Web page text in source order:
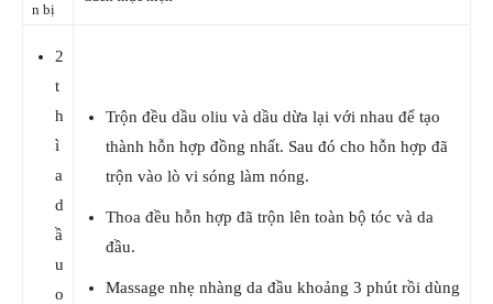
n bị
2
t
h
ì
a
d
ầ
u
o
Trộn đều dầu oliu và dầu dừa lại với nhau để tạo
thành hỗn hợp đồng nhất. Sau đó cho hỗn hợp đã
trộn vào lò vi sóng làm nóng.
Thoa đều hỗn hợp đã trộn lên toàn bộ tóc và da
đầu.
Massage nhẹ nhàng da đầu khoảng 3 phút rồi dùng